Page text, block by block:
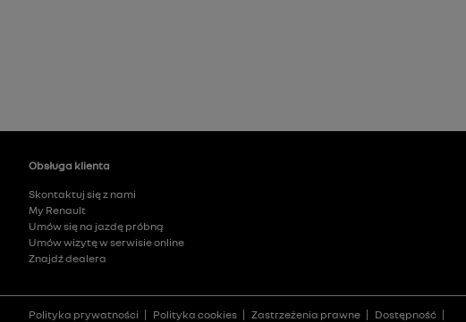
Obsługa klienta
Skontaktuj się z nami
My Renault
Umów się na jazdę próbną
Umów wizytę w serwisie online
Znajdź dealera
Polityka prywatności Polityka cookies Zastrzeżenia prawne Dostępność